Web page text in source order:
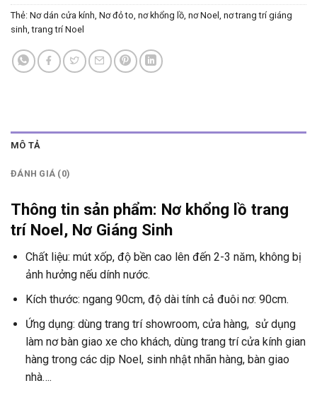
Thẻ: Nơ dán cửa kính, Nơ đỏ to, nơ khổng lồ, nơ Noel , nơ trang trí giáng
sinh,trang trí Noel
MÔ TẢ
ĐÁNH GIÁ (0)
Thông tin sản phẩm: Nơ khổng lồ trang
trí Noel, Nơ Giáng Sinh
Chất liệu: mút xốp, độ bền cao lên đến 2-3 năm, không bị
ảnh hưởng nếu dính nước.
Kích thước: ngang 90cm, độ dài tính cả đuôi nơ: 90cm.
Ứng dụng: dùng trang trí showroom, cửa hàng, sử dụng
làm nơ bàn giao xe cho khách, dùng trang trí cửa kính gian
hàng trong các dịp Noel, sinh nhật nhãn hàng, bàn giao
nhà….